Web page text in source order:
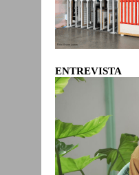
ENTREVISTA